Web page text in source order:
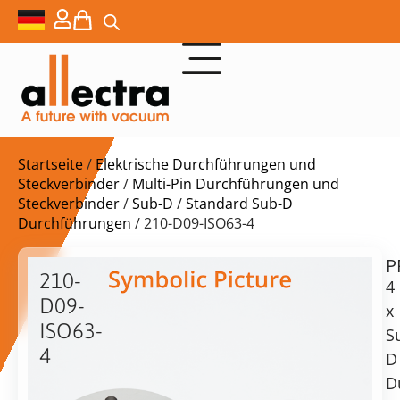
Startseite/ Elektrische Durchführungen und
Steckverbinder/ Multi-Pin Durchführungen und
Steckverbinder/Sub-D /Standard Sub-D
Durchführungen / 210-D09-ISO63-4
210-
D09-
ISO63-
4
$ 1.635,00
4
x
D